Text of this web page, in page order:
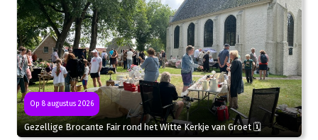
Op 8 augustus 2026
Gezellige Brocante Fair rond het Witte Kerkje van Groet 🗓